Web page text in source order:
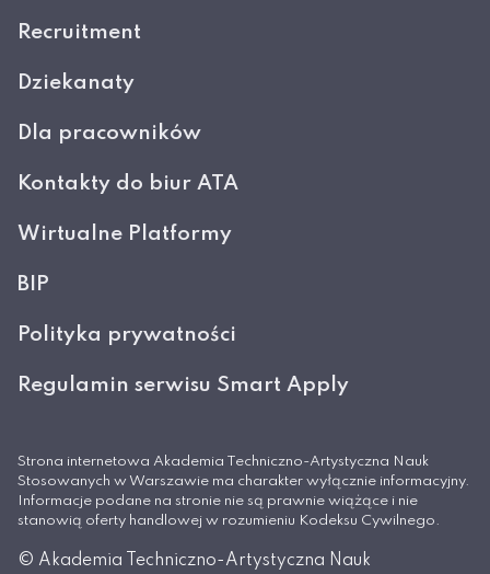
Recruitment
Dziekanaty
Dla pracowników
Kontakty do biur ATA
Wirtualne Platformy
BIP
Polityka prywatności
Regulamin serwisu Smart Apply
Strona internetowa Akademia Techniczno-Artystyczna Nauk
Stosowanych w Warszawie ma charakter wyłącznie informacyjny.
Informacje podane na stronie nie są prawnie wiążące i nie
stanowią oferty handlowej w rozumieniu Kodeksu Cywilnego.
© Akademia Techniczno-Artystyczna Nauk